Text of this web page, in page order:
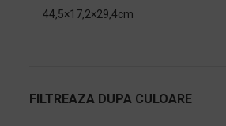
44,5×17,2×29,4cm
FILTREAZA DUPA CULOARE